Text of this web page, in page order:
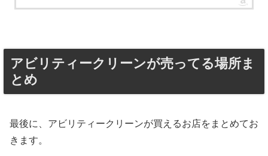
アビリティークリーンが売ってる場所ま
とめ
最後に、アビリティークリーンが買えるお店をまとめてお
きます。